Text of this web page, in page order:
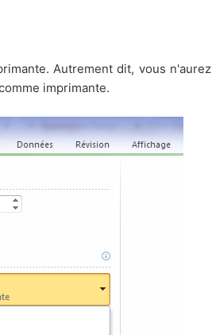
Autrement dit, vous n'aurez
imprimante.